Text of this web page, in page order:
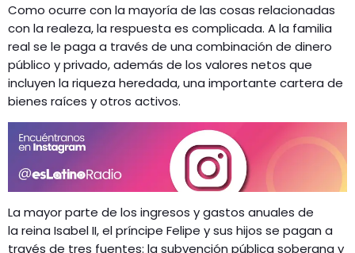
Como ocurre con la mayoría de las cosas relacionadas
con la realeza, la respuesta es complicada. A la familia
real se le paga a través de una combinación de dinero
público y privado, además de los valores netos que
incluyen la riqueza heredada, una importante cartera de
bienes raíces y otros activos.
La mayor parte de los ingresos y gastos anuales de
la reina Isabel II, el príncipe Felipe y sus hijos se pagan a
través de tres fuentes: la subvención pública soberana y